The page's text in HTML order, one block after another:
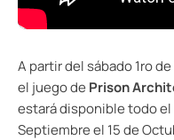
A partir del sábado 1ro
el juego de Prison
estará disponible todo el
Septiembre el 15 de